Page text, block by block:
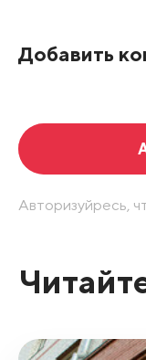
Добавить
Авторизуйресь,